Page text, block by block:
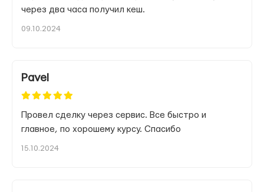
через два часа получил кеш.
09.10.2024
Pavel
Провел сделку через сервис. Все быстро и
главное, по хорошему курсу. Спасибо
15.10.2024